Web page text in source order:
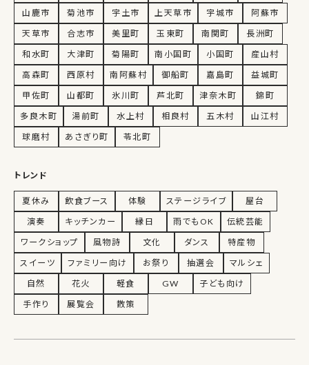
山鹿市
菊池市 宇土市 上天草市 宇城市
阿蘇市
天草市
合志市 美里町 玉東町 南関町
長洲町
和水町
大津町 菊陽町 南小国町 小国町
産山村
高森町
西原村 南阿蘇村 御船町 嘉島町
益城町
甲佐町
山都町 氷川町 芦北町 津奈木町
錦町
多良木町
湯前町 水上村 相良村 五木村
山江村
球磨村
あさぎり町 苓北町
トレンド
夏休み 飲食ブース 体験 ステージライブ
屋台
演奏
キッチンカー 縁日 雨でもOK
伝統芸能
ワークショップ
風物詩 文化 ダンス
特産物
スイーツ
ファミリー向け お祭り 抽選会
マルシェ
自然
花火 軽食 GW
子ども向け
手作り
展覧会 散策